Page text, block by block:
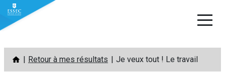
Aller
contenu
Retour à mes résultats Je veux tout ! Le travail